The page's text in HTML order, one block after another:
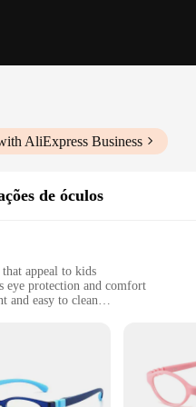
AliExpress Business
de óculos
appeal to kids
eye protection and comfort
and easy to clean